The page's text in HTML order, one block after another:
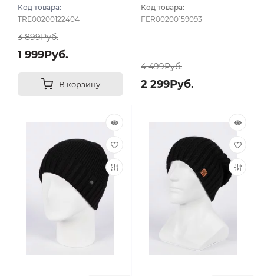
Код товара:
TRE00200122404
3 899Руб.
1 999Руб.
В корзину
Код товара:
FER00200159093
4 499Руб.
2 299Руб.